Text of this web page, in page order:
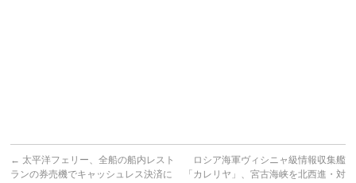
← 太平洋フェリー、全船の船内レスト
ランの券売機でキャッシュレス決済に
ロシア海軍ヴィシニャ級情報収集艦
「カレリヤ」、宮古海峡を北西進・対